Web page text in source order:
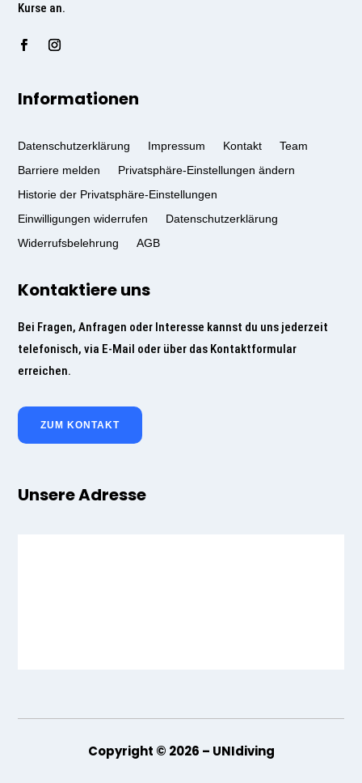
Kurse an.
Informationen
Datenschutzerklärung Impressum Kontakt
Team
Barriere melden
Privatsphäre-Einstellungen ändern
Historie der Privatsphäre-Einstellungen
Einwilligungen widerrufen
Datenschutzerklärung
Widerrufsbelehrung
AGB
Kontaktiere uns
Bei Fragen, Anfragen oder Interesse kannst du uns jederzeit
telefonisch, via E-Mail oder über das Kontaktformular
erreichen.
ZUM KONTAKT
Unsere Adresse
Copyright © 2026 – UNIdiving